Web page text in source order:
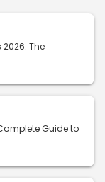
The
Guide to